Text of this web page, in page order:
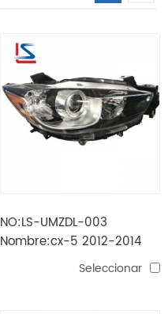
NO:LS-UMZDL-003
Nombre:cx-5 2012-2014
usa lámpara de cabeza
Seleccionar